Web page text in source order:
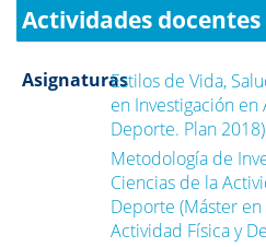
Actividades docentes
AsignaturasEstilos de Vida,
en Investigación en
Deporte. Plan 2018)
Metodología de
Ciencias de la
Deporte (Máster
Actividad Física y